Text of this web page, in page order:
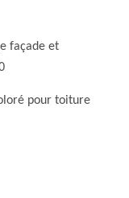
façade et
pour toiture